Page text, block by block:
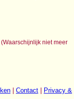
(Waarschijnlijk niet meer
Contact
Privacy &